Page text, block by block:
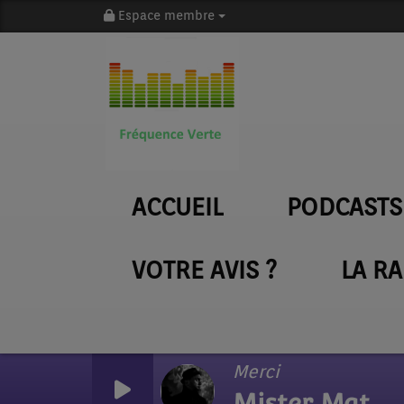
Espace membre
ACCUEIL PODCASTS
VOTRE AVIS ? LA
Merci